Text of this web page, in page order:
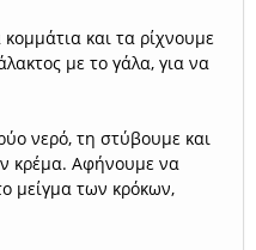
και τα ρίχνουμε
με το γάλα, για να
νερό, τη στύβουμε και
κρέμα. Αφήνουμε να
μείγμα των κρόκων,